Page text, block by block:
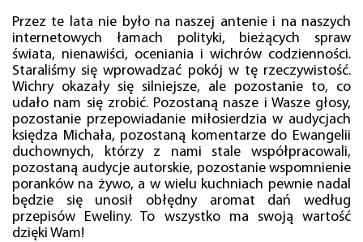
Przez te lata nie było na naszej antenie i na naszych
internetowych łamach polityki, bieżących spraw
świata, nienawiści, oceniania i wichrów codzienności.
Staraliśmy się wprowadzać pokój w tę rzeczywistość.
Wichry okazały się silniejsze, ale pozostanie to, co
udało nam się zrobić. Pozostaną nasze i Wasze głosy,
pozostanie przepowiadanie miłosierdzia w audycjach
księdza Michała, pozostaną komentarze do Ewangelii
duchownych, którzy z nami stale współpracowali,
pozostaną audycje autorskie, pozostanie wspomnienie
poranków na żywo, a w wielu kuchniach pewnie nadal
będzie się unosił obłędny aromat dań według
przepisów Eweliny. To wszystko ma swoją wartość
dzięki Wam!